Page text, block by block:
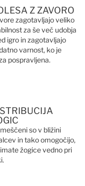
Z ZAVORO
zagotavljajo veliko
za še več udobja
igro in zagotavljajo
varnost, ko je
pospravljena.
so v bližini
in tako omogočijo,
žogice vedno pri